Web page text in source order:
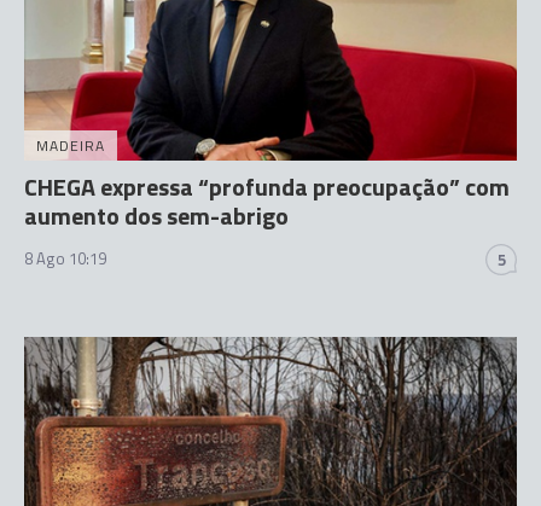
MADEIRA
CHEGA expressa “profunda preocupação” com
aumento dos sem-abrigo
8 Ago 10:19 5